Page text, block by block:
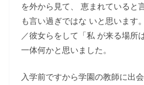
を外から見て、 恵まれていると
も言い過ぎではな いと思います
／彼女らをして「私 が来る場所
一体何かと思いました。
入学前ですから学園の教師に出